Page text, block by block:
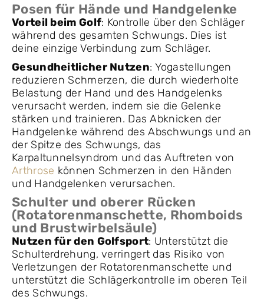
Posen für Hände und Handgelenke
Vorteil beim Golf: Kontrolle über den Schläger
während des gesamten Schwungs. Dies ist
deine einzige Verbindung zum Schläger.
Gesundheitlicher Nutzen: Yogastellungen
reduzieren Schmerzen, die durch wiederholte
Belastung der Hand und des Handgelenks
verursacht werden, indem sie die Gelenke
stärken und trainieren. Das Abknicken der
Handgelenke während des Abschwungs und an
der Spitze des Schwungs, das
Karpaltunnelsyndrom und das Auftreten von
Arthrose können Schmerzen in den Händen
und Handgelenken verursachen.
Schulter und oberer Rücken
(Rotatorenmanschette, Rhomboids
und Brustwirbelsäule)
Nutzen für den Golfsport: Unterstützt die
Schulterdrehung, verringert das Risiko von
Verletzungen der Rotatorenmanschette und
unterstützt die Schlägerkontrolle im oberen Teil
des Schwungs.